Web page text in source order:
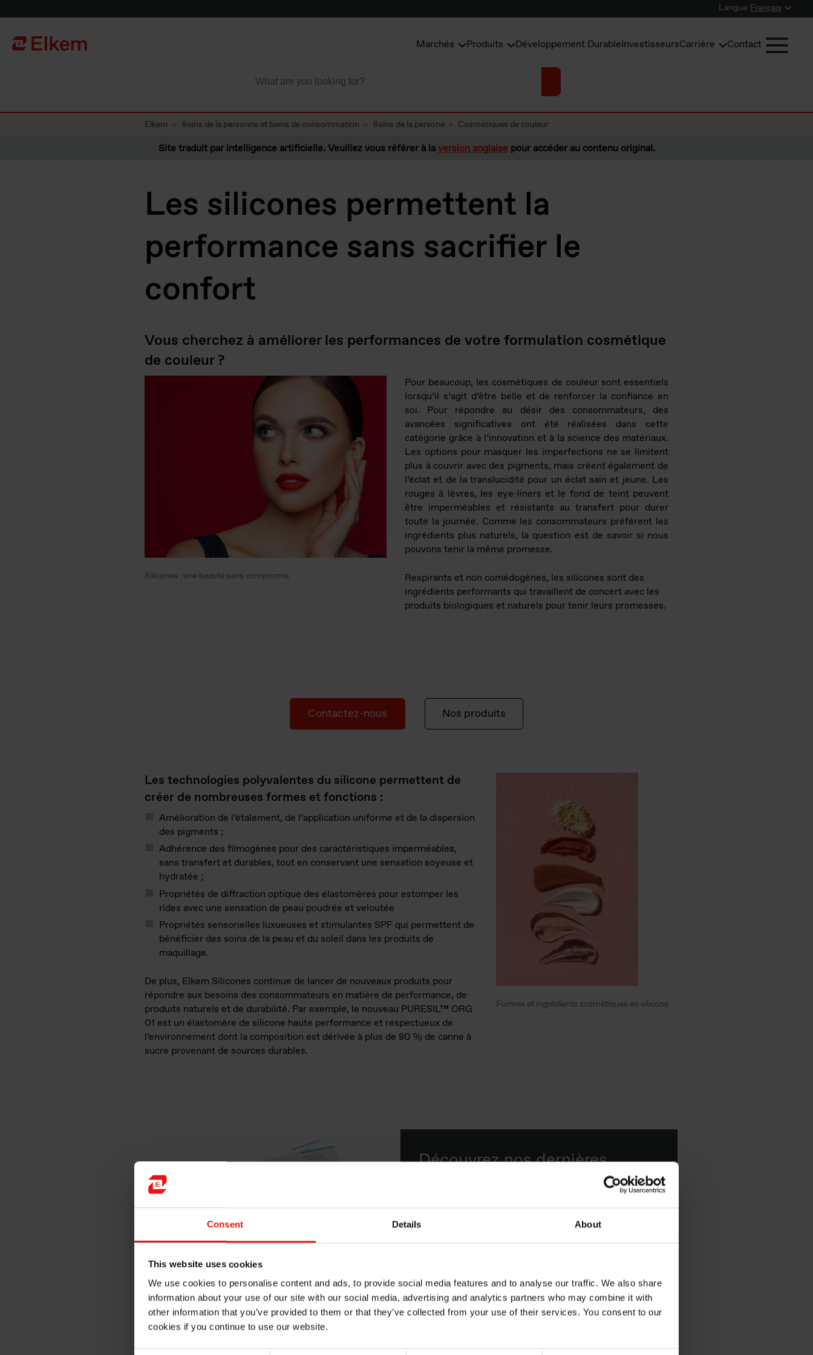
Consent Details About
This website uses cookies
We use cookies to personalise content and ads, to provide social media features and to analyse our traffic. We also share
information about your use of our site with our social media, advertising and analytics partners who may combine it with
other information that you’ve provided to them or that they’ve collected from your use of their services. You consent to our
cookies if you continue to use our website.
Langue Français
Vers la page d'accueil Marchés Produits Développement DurableInvestisseursCarrière Contact
Elkem Soins de la personne et biens de consommation Soins de la persone Cosmétiques de couleur
Site traduit par intelligence artificielle. Veuillez vous référer à laversion anglaise pour accéder au contenu original.
Les silicones permettent la
performance sans sacrifier le
confort
Vous cherchez à améliorer les performances de votre formulation cosmétique
de couleur ?
Silicones : une beauté sans compromis
Pour beaucoup, les cosmétiques de couleur sont essentiels
lorsqu’il s’agit d’être belle et de renforcer la confiance en
soi. Pour répondre au désir des consommateurs, des
avancées significatives ont été réalisées dans cette
catégorie grâce à l’innovation et à la science des matériaux.
Les options pour masquer les imperfections ne se limitent
plus à couvrir avec des pigments, mais créent également de
l’éclat et de la translucidité pour un éclat sain et jeune. Les
rouges à lèvres, les eye-liners et le fond de teint peuvent
être imperméables et résistants au transfert pour durer
toute la journée. Comme les consommateurs préfèrent les
ingrédients plus naturels, la question est de savoir si nous
pouvons tenir la même promesse.
Respirants et non comédogènes, les silicones sont des
ingrédients performants qui travaillent de concert avec les
produits biologiques et naturels pour tenir leurs promesses.
Contactez-nous Nos produits
Formes et ingrédients cosmétiques en silicone
Les technologies polyvalentes du silicone permettent de
créer de nombreuses formes et fonctions :
Amélioration de l’étalement, de l’application uniforme et de la dispersion
des pigments ;
Adhérence des filmogènes pour des caractéristiques imperméables,
sans transfert et durables, tout en conservant une sensation soyeuse et
hydratée ;
Propriétés de diffraction optique des élastomères pour estomper les
rides avec une sensation de peau poudrée et veloutée
Propriétés sensorielles luxueuses et stimulantes SPF qui permettent de
bénéficier des soins de la peau et du soleil dans les produits de
maquillage.
De plus, Elkem Silicones continue de lancer de nouveaux produits pour
répondre aux besoins des consommateurs en matière de performance, de
produits naturels et de durabilité. Par exemple, le nouveau PURESIL™ ORG
01 est un élastomère de silicone haute performance et respectueux de
l’environnement dont la composition est dérivée à plus de 80 % de canne à
sucre provenant de sources durables.
Découvrez nos dernières
de cosmétiques. Découvrez toute notre
gamme de silicones pour vos formulations.
Télécharger